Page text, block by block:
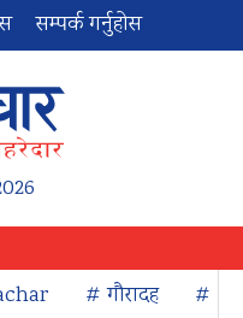
सम्पर्क गर्नुहोस
# गौरादह
#